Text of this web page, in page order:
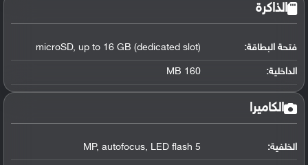
الذاكرة
فتحة البطاقة: microSD, up to 16 GB (dedicated slot)
الداخلية: 160 MB
الكاميرا
الخلفية: 5 MP, autofocus, LED flash